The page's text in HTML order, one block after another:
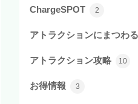
ChargeSPOT 2
アトラクションにまつわ
アトラクション攻略 10
お得情報 3